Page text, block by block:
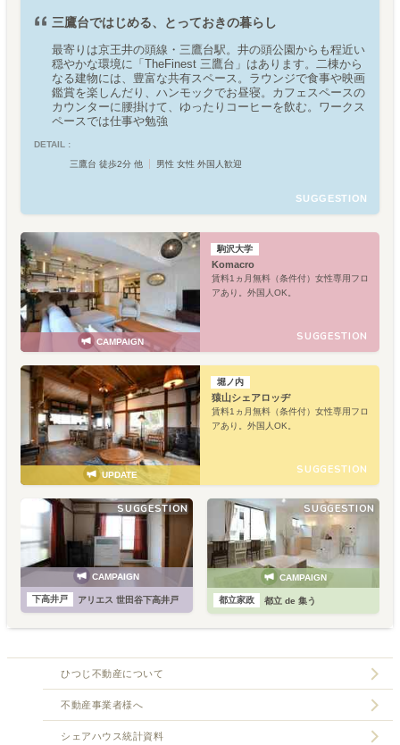
三鷹台ではじめる、とっておきの暮らし
最寄りは京王井の頭線・三鷹台駅。井の頭公園からも程近い
穏やかな環境に「TheFinest 三鷹台」はあります。二棟から
なる建物には、豊富な共有スペース。ラウンジで食事や映画
鑑賞を楽しんだり、ハンモックでお昼寝。カフェスペースの
カウンターに腰掛けて、ゆったりコーヒーを飲む。ワークス
ペースでは仕事や勉強
DETAIL :
三鷹台 徒歩2分 他
男性 女性 外国人歓迎
SUGGESTION
CAMPAIGN
駒沢大学
Komacro
賃料1ヵ月無料（条件付）女性専用フロ
アあり。外国人OK。
SUGGESTION
UPDATE
堀ノ内
猿山シェアロッヂ
賃料1ヵ月無料（条件付）女性専用フロ
アあり。外国人OK。
SUGGESTION
CAMPAIGN
下高井戸 アリエス 世田谷下高井戸
SUGGESTION
CAMPAIGN
都立家政 都立 de 集う
SUGGESTION
ひつじ不動産について
不動産事業者様へ
シェアハウス統計資料